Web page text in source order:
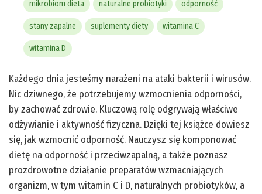
mikrobiom dieta naturalne probiotyki odporność
stany zapalne suplementy diety witamina C
witamina D
Każdego dnia jesteśmy narażeni na ataki bakterii i wirusów.
Nic dziwnego, że potrzebujemy wzmocnienia odporności,
by zachować zdrowie. Kluczową rolę odgrywają właściwe
odżywianie i aktywność fizyczna. Dzięki tej książce dowiesz
się, jak wzmocnić odporność. Nauczysz się komponować
dietę na odporność i przeciwzapalną, a także poznasz
prozdrowotne działanie preparatów wzmacniających
organizm, w tym witamin C i D, naturalnych probiotyków, a